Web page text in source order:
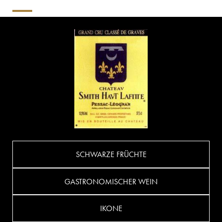
SCHWARZE FRÜCHTE
GASTRONOMISCHER WEIN
IKONE